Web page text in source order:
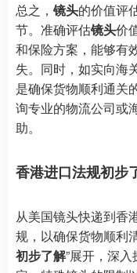
总之， 镜头的价值评
节。准确评估镜头价
和保险方案，能够有
失。同时，如实向海
是确保货物顺利通关
询专业的物流公司或
助。
香港进口法规初步
从美国镜头快递到香
规，以确保货物顺利
初步了解”展开，深